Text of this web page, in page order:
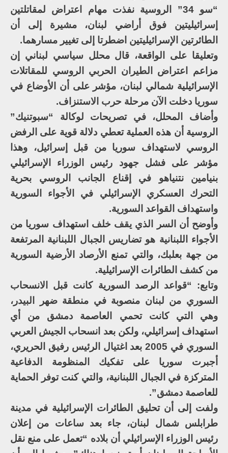
“سو 34” الروسية نفذت مهام اعتراض لمقاتلتين
إسرائيليتين فوق أراضي لبنان، مشيرة إلى أن
الطائرتين الإسرائيليتين اضطرتا إلى تغيير مسارهما.
وتعليقا على الواقعة، قال محلل سياسي لبناني إن
مزاعم اعتراض الطيران الحربي الروسي للمقاتلات
الإسرائيلية شمالي لبنان، مؤشر على أن الأوضاع في
سوريا دخلت الآن مرحلة حرب الاستنزاف.
وأضاف المحلل، في تصريحات لوكالة “سبوتنيك”
الروسية أن هذه العملية تعطي دلالة قوية على الرفض
الروسي لاستهداف سوريا من قبل إسرائيل، وهذا
مؤشر على فشل جهود رئيس الوزراء الإسرائيلي
بنيامين نتنياهو في إقناع الجانب الروسي بحرية
التحرك العسكري الإسرائيلي في الأجواء السورية
واستهداف القواعد السورية.
وأوضح أن السر الذي يقف خلف استهداف سوريا من
الأجواء اللبنانية هو تضاريس الجبال اللبنانية المرتفعة
من جهة بعلبك، والتي تمنع الأرصاد الأرضية السورية
من كشف الطائرات الإسرائيلية.
وتابع: “قواعد الرصد السورية كانت قبل الانسحاب
السوري من لبنان منصوبة في منطقة ضهر البيدر،
وهي التي كانت تحمي العاصمة دمشق من أي
استهداف إسرائيلي، ولكن بعد انسحاب الجيش العربي
السوري في 2005 بعد اغتيال الرئيس رفيق الحريري،
أجبرت سوريا على تفكيك المنظومة الدفاعية
المتركزة في الجبال اللبنانية، والتي كنت توفر الحماية
للعاصمة دمشق”.
ولفت إلى أن تحليق الطائرات الإسرائيلية في مدينة
طرابلس شمال لبنان، جاء بعد ساعات من إعلان
رئيس الوزراء الإسرائيلي أن بلاده “تعمل على منع نقل